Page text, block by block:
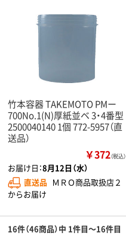
竹本容器 TAKEMOTO PMー
700No.1(N)厚紙並ベ 3・4番型
2500040140 1個 772-5957（直
送品）
￥372（税込）
お届け日：8月12日（水）
直送品 ＭＲＯ商品取扱店２
からお届け
16件（46商品）中 1件目～16件目